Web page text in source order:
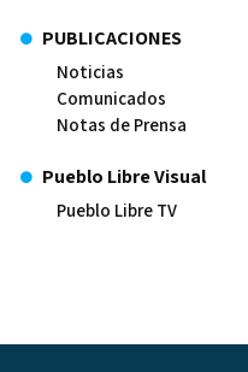
PUBLICACIONES
Noticias
Comunicados
Notas de Prensa
Pueblo Libre Visual
Pueblo Libre TV